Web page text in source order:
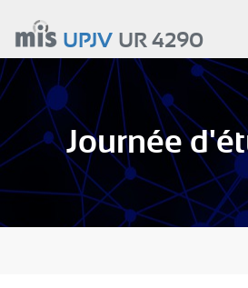
contenu
principal
UPJVUR 4290
Journée